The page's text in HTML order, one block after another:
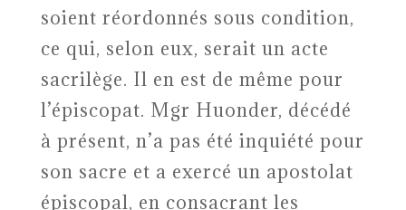
soient réordonnés sous condition,
ce qui, selon eux, serait un acte
sacrilège. Il en est de même pour
l’épiscopat. Mgr Huonder, décédé
à présent, n’a pas été inquiété pour
son sacre et a exercé un apostolat
épiscopal, en consacrant les